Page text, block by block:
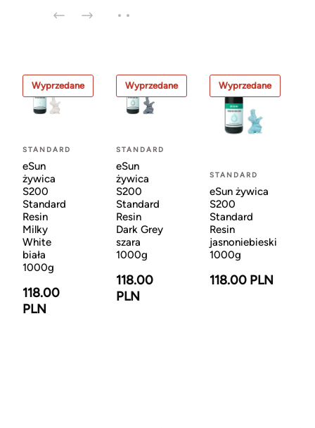
Wyprzedane
STANDARD
eSun
żywica
S200
Standard
Resin
Milky
White
biała
1000g
118.00
PLN
Wyprzedane
STANDARD
eSun
żywica
S200
Standard
Resin
Dark Grey
szara
1000g
118.00
PLN
Wyprzedane
STANDARD
eSun żywica
S200
Standard
Resin
jasnoniebieski
1000g
118.00 PLN